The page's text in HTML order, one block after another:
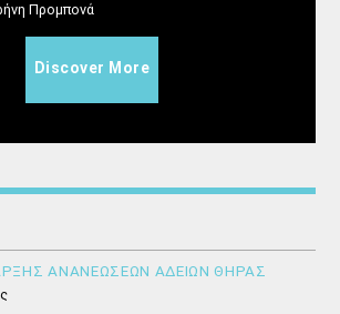
Προμπονά
Discover More
ΑΝΑΝΕΩΣΕΩΝ ΑΔΕΙΩΝ ΘΗΡΑΣ